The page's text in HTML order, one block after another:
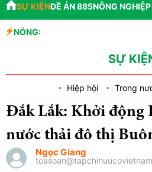
SỰ KIỆNĐỀ ÁN 885NÔNG
NÓNG:
SỰ
Hiệp hội Trong
Đắk Lắk: Khởi động
nước thải đô thị
Ngọc Giang